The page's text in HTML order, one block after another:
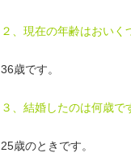
２、現在の年齢はおいく
36歳です。
３、結婚したのは何歳で
25歳のときです。